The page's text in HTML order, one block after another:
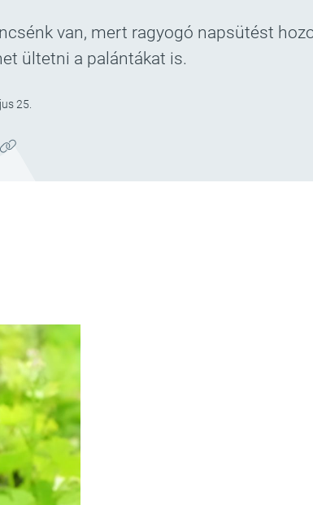
van, mert ragyogó napsütést
ültetni a palántákat is.
25.